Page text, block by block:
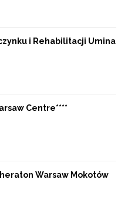
i Rehabilitacji Umina
Centre****
Warsaw Mokotów